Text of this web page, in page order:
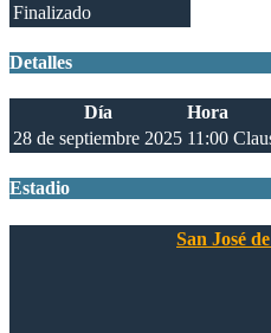
Finalizado
Detalles
Día Hora
28 de septiembre 2025 11:00
Estadio
San José